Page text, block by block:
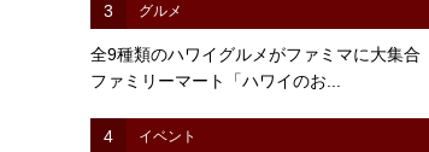
3 グルメ
全9種類のハワイグルメがファミマに大集合
ファミリーマート「ハワイのお...
4 イベント